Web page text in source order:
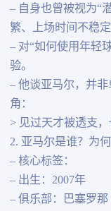
– 自身也曾被视为“
繁、上场时间不稳定
– 对“如何使用年轻
验。
– 他谈亚马尔，并
角：
> 见过天才被透支，
2. 亚马尔是谁？为
– 核心标签：
– 出生：2007年
– 俱乐部：巴塞罗那